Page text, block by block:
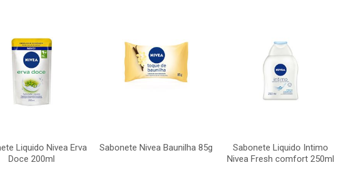
Liquido Nivea Erva
Doce 200ml
Sabonete Nivea Baunilha 85g
Sabonete Liquido Intimo
Nivea Fresh comfort 250ml